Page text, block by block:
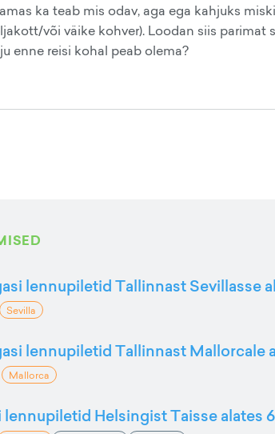
ka teab mis odav, aga ega kahjuks
või väike kohver). Loodan siis
enne reisi kohal peab olema?
lennupiletid Tallinnast Sevillasse
Sevilla
lennupiletid Tallinnast Mallorcale
Mallorca
lennupiletid Helsingist Taisse alates